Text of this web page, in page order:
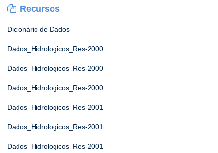
Recursos
Dicionário de Dados
Dados_Hidrologicos_Res-2000
Dados_Hidrologicos_Res-2000
Dados_Hidrologicos_Res-2000
Dados_Hidrologicos_Res-2001
Dados_Hidrologicos_Res-2001
Dados_Hidrologicos_Res-2001